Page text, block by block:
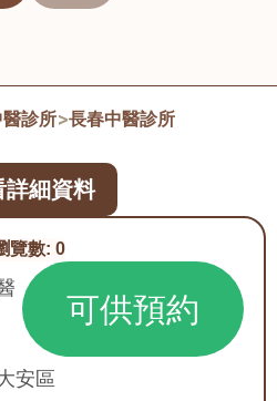
診所>長春中醫診所
覽數: 0
可供預約
安區
詳細資料